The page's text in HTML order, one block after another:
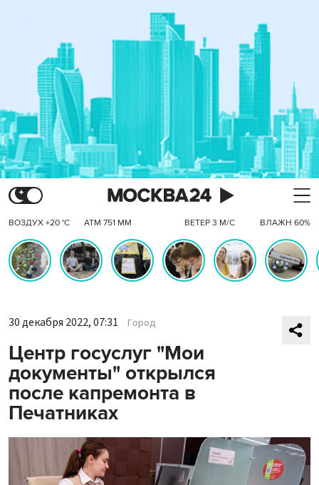
ВОЗДУХ +20 °C АТМ 751 ММ ВЕТЕР 3 М/С ВЛАЖН 60%
30 декабря 2022, 07:31 Город
Центр госуслуг "Мои
документы" открылся
после капремонта в
Печатниках